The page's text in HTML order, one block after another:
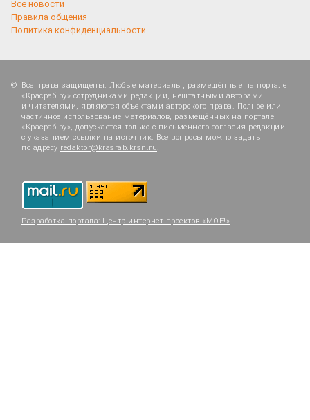
Все новости
Правила общения
Политика конфиденциальности
Все права защищены. Любые материалы, размещённые на портале
«Красраб.ру» сотрудниками редакции, нештатными авторами
и читателями, являются объектами авторского права. Полное или
частичное использование материалов, размещённых на портале
«Красраб.ру», допускается только с письменного согласия редакции
с указанием ссылки на источник. Все вопросы можно задать
по адресу redaktor@krasrab.krsn.ru.
Разработка портала: Центр интернет-проектов «МОЁ!»